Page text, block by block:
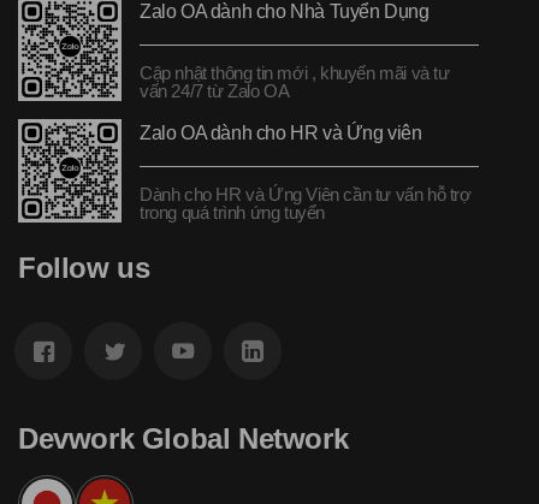
Zalo OA dành cho Nhà Tuyển Dụng
Cập nhật thông tin mới , khuyến mãi và tư
vấn 24/7 từ Zalo OA
Zalo OA dành cho HR và Ứng viên
Dành cho HR và Ứng Viên cần tư vấn hỗ trợ
trong quá trình ứng tuyển
Follow us
Devwork Global Network